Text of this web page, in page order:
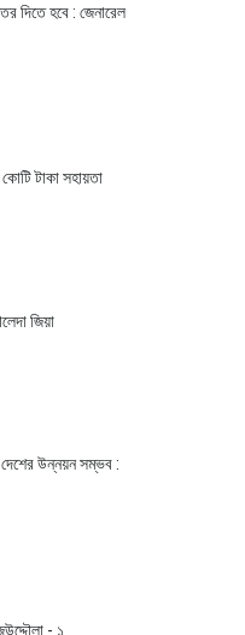
দিতে হবে : জেনারেল
কোটি টাকা সহায়তা
জিয়া
উন্নয়ন সম্ভব :
- ১